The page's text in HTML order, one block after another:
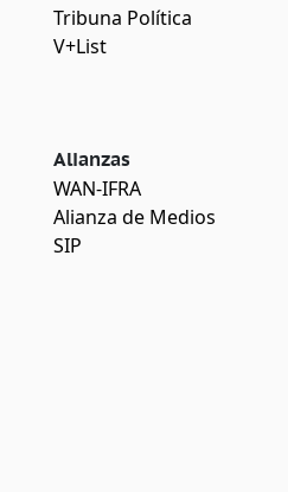
Tribuna Política
V+List
Alianzas
WAN-IFRA
Alianza de Medios
SIP